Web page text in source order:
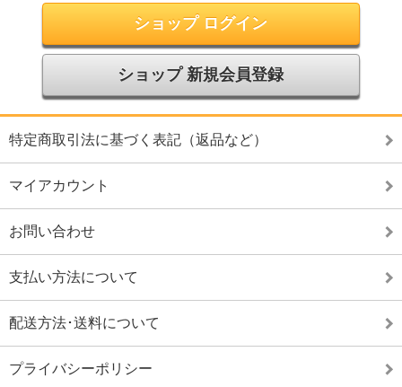
ショップ ログイン
ショップ 新規会員登録
特定商取引法に基づく表記（返品など）
マイアカウント
お問い合わせ
支払い方法について
配送方法･送料について
プライバシーポリシー